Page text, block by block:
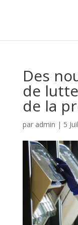
Des
de
de la
par admin | 5